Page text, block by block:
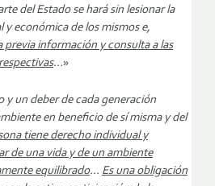
del Estado se hará sin lesionar la
económica de los mismos e,
previa información y consulta a las
…»
y un deber de cada generación
en beneficio de sí misma y del
tiene derecho individual y
de una vida y de un ambiente
equilibrado… Es una obligación